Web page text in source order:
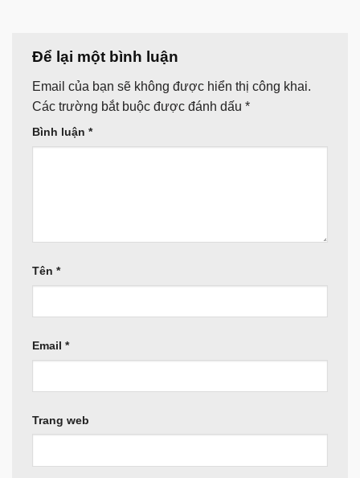
Để lại một bình luận
Email của bạn sẽ không được hiển thị công khai.
Các trường bắt buộc được đánh dấu *
Bình luận *
Tên *
Email *
Trang web